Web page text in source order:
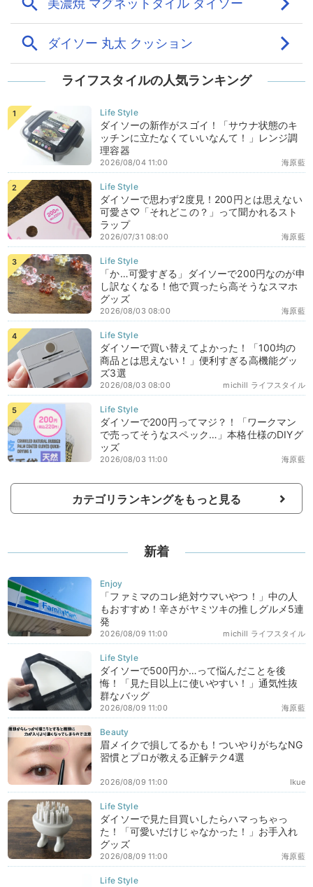
ライフスタイルの人気ランキング
ダイソーの新作がスゴイ！「サウナ状態のキ
ッチンに立たなくていいなんて！」レンジ調
理容器
海原藍
2026/08/04 11:00
ダイソーで思わず2度見！200円とは思えない
可愛さ♡「それどこの？」って聞かれるスト
ラップ
海原藍
2026/07/31 08:00
「か…可愛すぎる」ダイソーで200円なのが申
し訳なくなる！他で買ったら高そうなスマホ
グッズ
海原藍
2026/08/03 08:00
ダイソーで買い替えてよかった！「100均の
商品とは思えない！」便利すぎる高機能グッ
ズ3選
michill ライフスタイル
2026/08/03 08:00
ダイソーで200円ってマジ？！「ワークマン
で売ってそうなスペック…」本格仕様のDIYグ
ッズ
海原藍
2026/08/03 11:00
カテゴリランキングをもっと見る
新着
「ファミマのコレ絶対ウマいやつ！」中の人
もおすすめ！辛さがヤミツキの推しグルメ5連
発
michill ライフスタイル
2026/08/09 11:00
ダイソーで500円か…って悩んだことを後
悔！「見た目以上に使いやすい！」通気性抜
群なバッグ
海原藍
2026/08/09 11:00
眉メイクで損してるかも！ついやりがちなNG
習慣とプロが教える正解テク4選
Ikue
2026/08/09 11:00
ダイソーで見た目買いしたらハマっちゃっ
た！「可愛いだけじゃなかった！」お手入れ
グッズ
海原藍
2026/08/09 11:00